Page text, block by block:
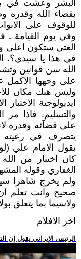
البشر وعشت في
بقضاء الله وقدره
للوقوف على
وفي يوم القيامة ـ
الغتي ستكون اعلى
في هذا يا سيدي؟.
الله سن قوانين
على وجهها الاكمل
وليس هنك مكان
ايديولوجية
والتسليم. فاذا مر
على قضآئه وقدره
يتصرف في رعيته
بقول الامام علي
كان اختبار من
الغفاري وقوله
ولم يخرج شاهرا
صحيح وانت تعلم ان
ولاسيما بما يتعلق
اخر الافلام
.. الرئيس الإيراني يقول